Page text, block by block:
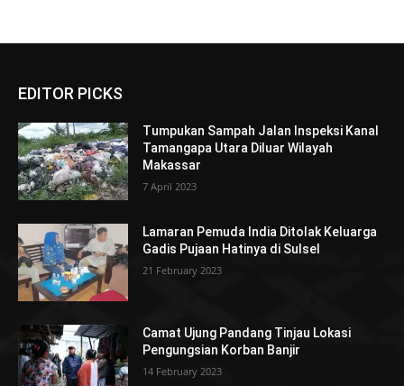
EDITOR PICKS
Tumpukan Sampah Jalan Inspeksi Kanal
Tamangapa Utara Diluar Wilayah
Makassar
7 April 2023
Lamaran Pemuda India Ditolak Keluarga
Gadis Pujaan Hatinya di Sulsel
21 February 2023
Camat Ujung Pandang Tinjau Lokasi
Pengungsian Korban Banjir
14 February 2023